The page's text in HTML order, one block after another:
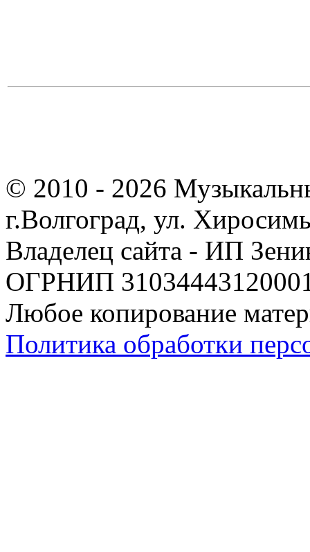
© 2010 - 2026
г.Волгоград, ул.
Владелец сайта - ИП
ОГРНИП
Любое копирование
Политика обработки